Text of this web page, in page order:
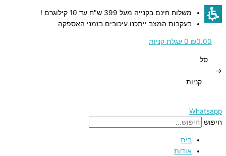
דילוג
לתוכן
משלוח חינם בקנייה מעל 399 ש"ח עד 10 קילוגרם !
בעקבות המצב ייתכנו עיכובים בזמני האספקה
₪0.00
0 עגלת קניות
סל
→
קניות
Whatsapp
חיפוש
בית
אודות
של
תפוח
דקורטיבי
מוזהב
של
רימון
דקורטיבי
ירושלים
של
רימון
דקורטיבי
ירושלים